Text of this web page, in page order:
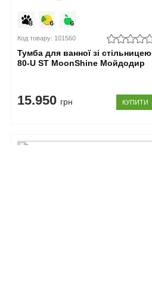
Код товару: 101560
Тумба для ванної зі стільницею
80-U ST MoonShine Мойдодир
15.950 грн КУПИТИ